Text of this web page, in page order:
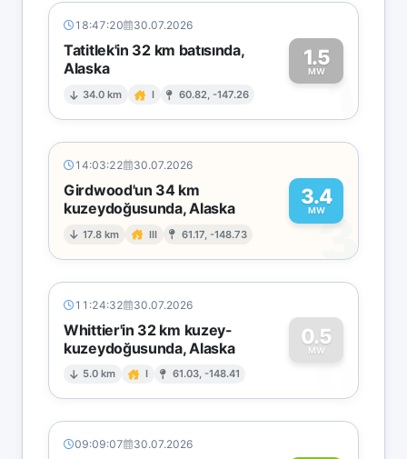
18:47:20 30.07.2026
Tatitlek'in 32 km batısında,
Alaska
34.0 km I 60.82, -147.26
1.5
MW1
14:03:22 30.07.2026
Girdwood'un 34 km
kuzeydoğusunda, Alaska
17.8 km III 61.17, -148.73
3.4
MW
3
11:24:32 30.07.2026
Whittier'in 32 km kuzey-
kuzeydoğusunda, Alaska
5.0 km I 61.03, -148.41
0.5
MW
0
09:09:07 30.07.2026